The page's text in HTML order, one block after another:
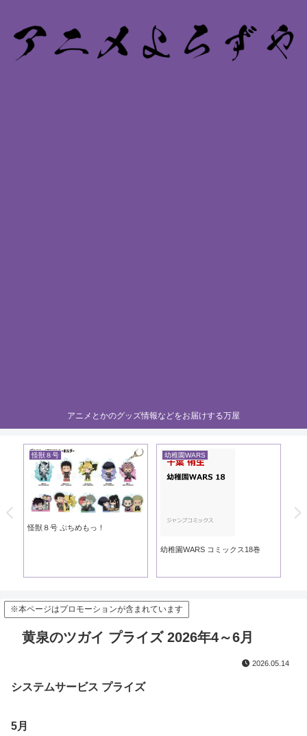
アニメとかのグッズ情報などをお届けする万屋
怪獣８号
怪獣８号 ぷちめもっ！
幼稚園WARS
幼稚園WARS コミックス18巻
※本ページはプロモーションが含まれています
黄泉のツガイ プライズ 2026年4～6月
2026.05.14
システムサービス プライズ
5月